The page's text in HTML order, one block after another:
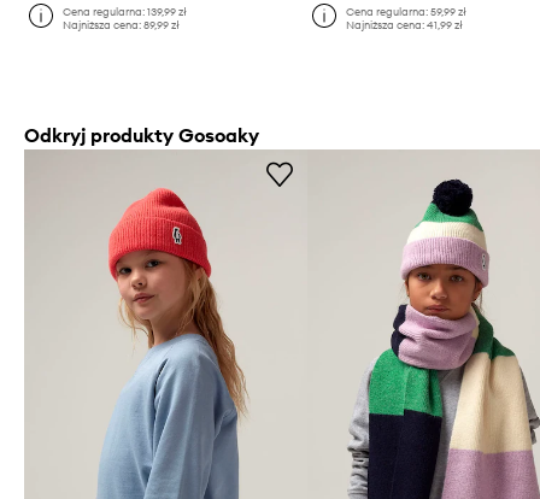
Cena regularna:139,99 zł
Najniższa cena:89,99 zł
Cena regularna: 59,99 zł
Najniższa cena: 41,99 zł
Odkryj produkty Gosoaky